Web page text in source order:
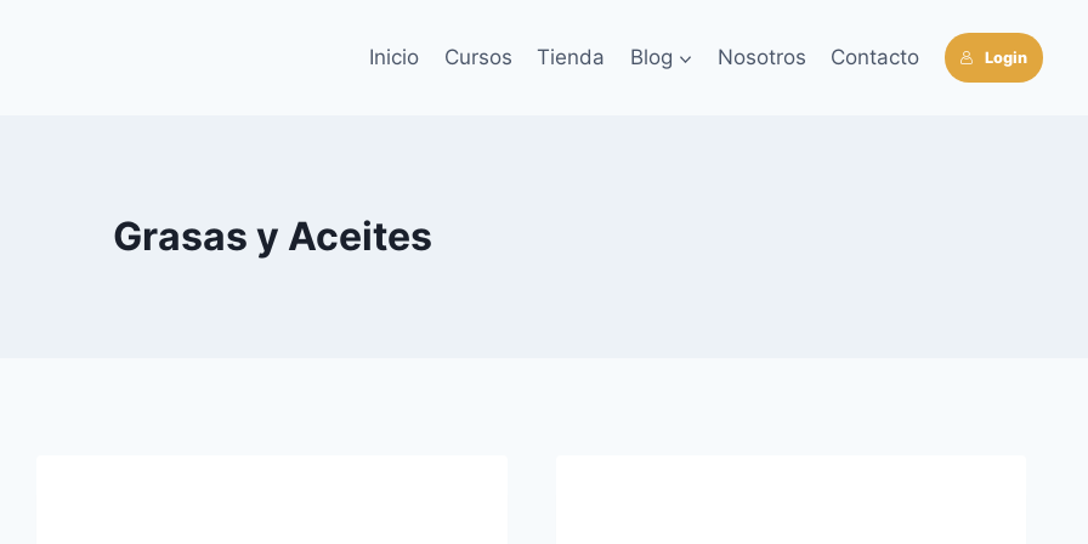
Inicio Cursos Tienda Blog Nosotros Contacto Login
Grasas y Aceites